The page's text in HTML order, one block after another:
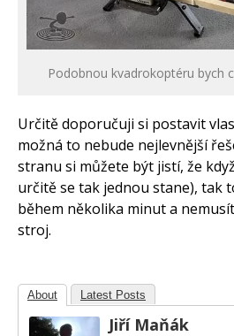
Podobnou kvadrokoptéru bych
Určitě doporučuji si postavit
možná to nebude nejlevnější
stranu si můžete být jistí, že
určitě se tak jednou stane), tak
během několika minut a
stroj.
About Latest Posts
Jiří Maňák